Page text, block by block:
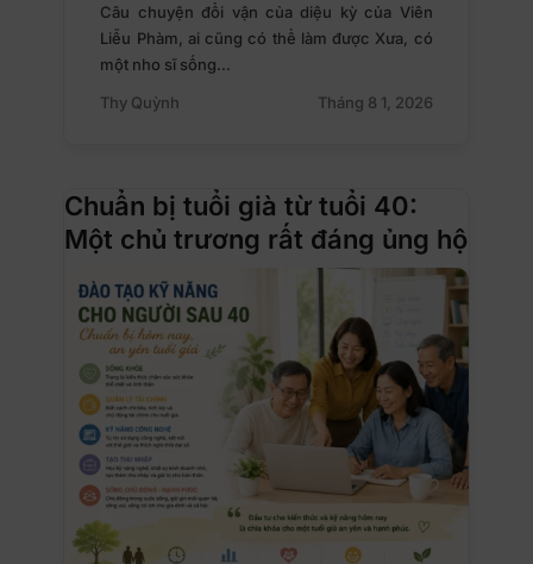
Câu chuyện đổi vận của diệu kỳ của Viên
Liễu Phàm, ai cũng có thể làm được Xưa, có
một nho sĩ sống…
Thy Quỳnh
Tháng 8 1, 2026
Chuẩn bị tuổi già từ tuổi 40:
Một chủ trương rất đáng ủng hộ